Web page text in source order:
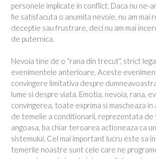
personele implicate in conflict. Daca nu ne-
fie satisfacuta o anumita nevoie, nu am mai
deceptie sau frustrare, deci nu am mai
de puternica.
Nevoia tine de o “rana din trecut”, strict
evenimentele anterioare. Aceste
convingere limitativa despre
lume si despre viata. Emotia, nevoia, rana,
convingerea, toate exprima si mascheaza in
de temelie a conditionarii, reprezentata de
angoasa, ba chiar teroarea actioneaza ca
sistemului. Cel mai important lucru este sa
temerile noastre sunt cele care ne